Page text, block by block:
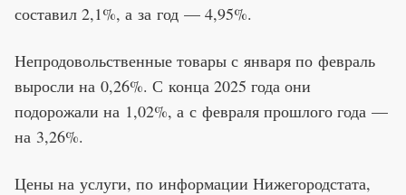
составил 2,1%, а за год — 4,95%.
Непродовольственные товары с января по февраль
выросли на 0,26%. С конца 2025 года они
подорожали на 1,02%, а с февраля прошлого года —
на 3,26%.
Цены на услуги, по информации Нижегородстата,